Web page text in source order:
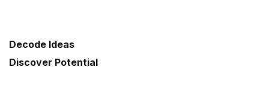
Decode Ideas
Discover Potential